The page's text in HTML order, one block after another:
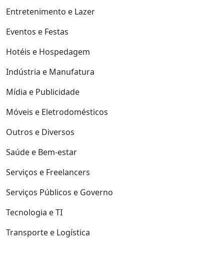
Entretenimento e Lazer
Eventos e Festas
Hotéis e Hospedagem
Indústria e Manufatura
Mídia e Publicidade
Móveis e Eletrodomésticos
Outros e Diversos
Saúde e Bem-estar
Serviços e Freelancers
Serviços Públicos e Governo
Tecnologia e TI
Transporte e Logística